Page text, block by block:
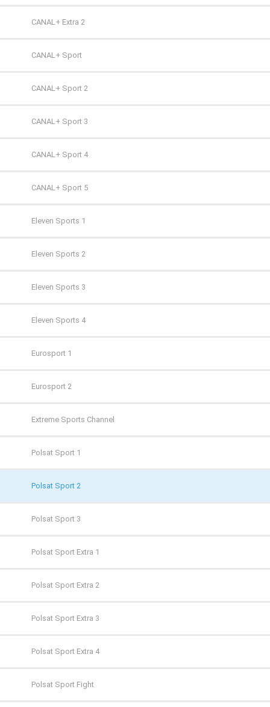
Polsat 2
Super Polsat
Tele 5
TV 4
TV 6
TV Puls
TV Puls 2
TVN 7
TVP HD
TVP Kultura
TVP Kultura 2
TVP Polonia
TVS
WP
ZOOM
AMC
Antena HD
AXN
AXN Black
AXN Spin
AXN White
BBC First
CANAL+ 1
CANAL+ 360
CANAL+ 4K Ultra HD
CANAL+ Film
CANAL+ Premium
CANAL+ Seriale
Cinemax
Cinemax 2
Comedy Central
Film Cafe
FILMBOX+ Action
FILMBOX+ Comedy
FILMBOX+ Emotion
FILMBOX+ Festival
CANAL+ Extra 2
CANAL+ Sport
CANAL+ Sport 2
CANAL+ Sport 3
CANAL+ Sport 4
CANAL+ Sport 5
Eleven Sports 1
Eleven Sports 2
Eleven Sports 3
Eleven Sports 4
Eurosport 1
Eurosport 2
Extreme Sports Channel
Polsat Sport 1
Polsat Sport 2
Polsat Sport 3
Polsat Sport Extra 1
Polsat Sport Extra 2
Polsat Sport Extra 3
Polsat Sport Extra 4
Polsat Sport Fight